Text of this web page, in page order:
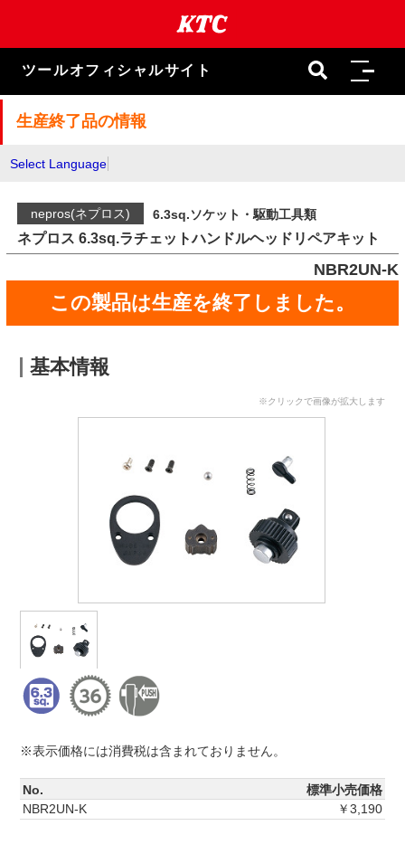
ま
キ
ツールオフィシャルサイト
生産終了品の情報
Select Language
nepros(ネプロス) 6.3sq.ソケット・駆動工具類
ネプロス 6.3sq.ラチェットハンドルヘッドリペアキット
NBR2UN-K
この製品は生産を終了しました。
基本情報
※クリックで画像が拡大します
※表示価格には消費税は含まれておりません。
No.
標準小売価格
NBR2UN-K
￥3,190